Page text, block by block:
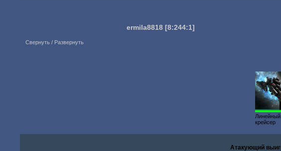
ermila8818 [8:244:1]
Свернуть / Развернуть
Линейный
крейсер
Атакующий